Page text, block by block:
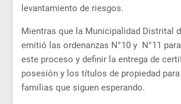
levantamiento de riesgos.
Mientras que la Municipalidad Distrital
emitió las ordenanzas N°10 y N°11
este proceso y definir la entrega de
posesión y los títulos de propiedad para
familias que siguen esperando.